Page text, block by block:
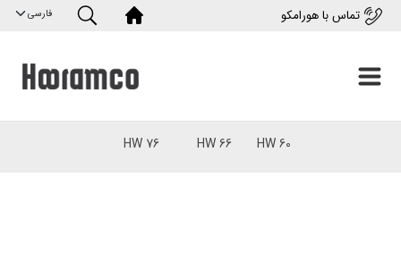
تماس با هورامکو
HW 60
HW 66
HW 76